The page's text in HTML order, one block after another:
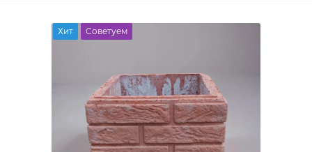
Хит Советуем